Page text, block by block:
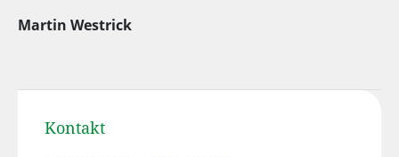
Martin Westrick
Kontakt